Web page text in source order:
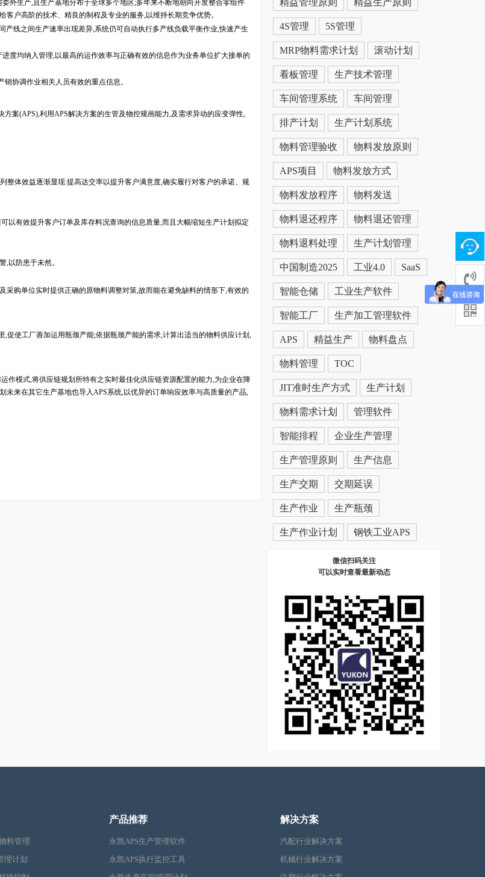
生产,且生产基地分布于全球多个地区;多年来不断地朝向开发整合零组件
户高阶的技术、精良的制程及专业的服务,以维持长期竞争优势。
线之间生产速率出现差异,系统仍可自动执行多产线负载平衡作业,快速产生
度均纳入管理,以最高的运作效率与正确有效的信息作为业务单位扩大接单的
协调作业相关人员有效的重点信息。
(APS),利用APS解决方案的生管及物控规画能力,及需求异动的应变弹性,
体效益逐渐显现:提高达交率以提升客户满意度,确实履行对客户的承诺。规
有效提升客户订单及库存料况查询的信息质量,而且大幅缩短生产计划拟定
以防患于未然。
购单位实时提供正确的原物料调整对策,故而能在避免缺料的情形下,有效的
使工厂善加运用瓶颈产能;依据瓶颈产能的需求,计算出适当的物料供应计划,
模式,将供应链规划所特有之实时最佳化供应链资源配置的能力,为企业在降
来在其它生产基地也导入APS系统,以优异的订单响应效率与高质量的产品,
精益管理原则 精益生产原则
4S管理 5S管理
MRP物料需求计划 滚动计划
看板管理 生产技术管理
车间管理系统 车间管理
排产计划 生产计划系统
物料管理验收 物料发放原则
APS项目 物料发放方式
物料发放程序 物料发送
物料退还程序 物料退还管理
物料退料处理 生产计划管理
中国制造2025 工业4.0 SaaS
智能仓储 工业生产软件
智能工厂 生产加工管理软件
APS 精益生产 物料盘点
物料管理 TOC
JIT准时生产方式 生产计划
物料需求计划 管理软件
智能排程 企业生产管理
生产管理原则 生产信息
生产交期 交期延误
生产作业 生产瓶颈
生产作业计划 钢铁工业APS
微信扫码关注
可以实时查看最新动态
料管理
理计划
产品推荐
永凯APS生产管理软件
永凯APS执行监控工具
解决方案
汽配行业解决方案
机械行业解决方案